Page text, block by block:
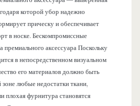
которой убор надежно
прическу и обеспечивает
в носке. Бескомпромиссные
премиального аксессуара Поскольку
в непосредственном визуальном
его материалов должно быть
любые недостатки ткани,
плохая фурнитура становятся